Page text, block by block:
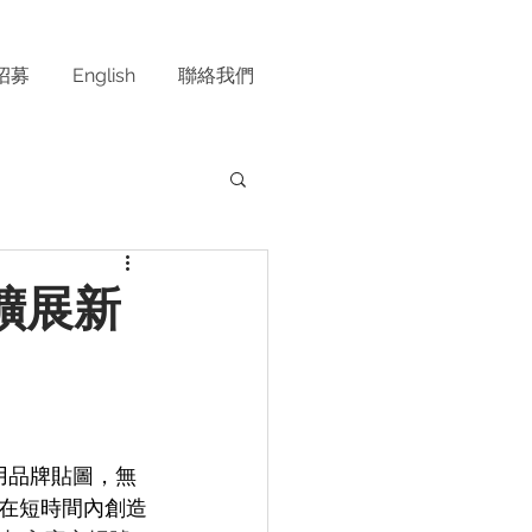
募 English 聯絡我們
展新
品牌貼圖，無
短時間內創造